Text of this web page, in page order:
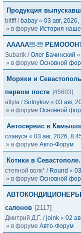
Продукция
bitfff/ babay « 03 авг, 2026,
» в форуме История
ААААА!!!-!!!
Subarik /Олег Бачинский «
» в форуме Основной
Моряки и
первом посте [45603]
attyla /Sotnykov « 03 авг,
» в форуме Основной
Автосервис в
славуся « 03 авг, 2026,
» в форуме Авто-Форум
Котики в Севастополе.
степной волк* / Round «
» в форуме Основной
АВТОКОНДИЦИОНЕРЫ -
салонов [2117]
Дмитрий Д.Г. /joink « 02
» в форуме Авто-Форум